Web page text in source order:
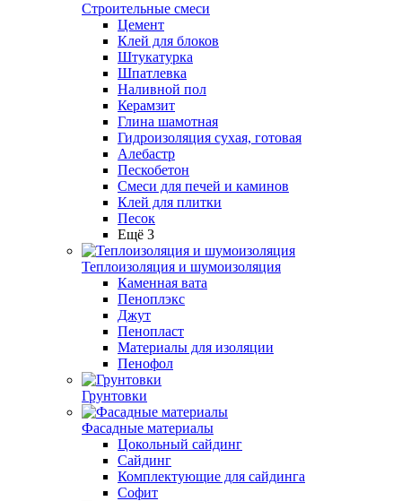
Строительные смеси
Цемент
Клей для блоков
Штукатурка
Шпатлевка
Наливной пол
Керамзит
Глина шамотная
Гидроизоляция сухая, готовая
Алебастр
Пескобетон
Смеси для печей и каминов
Клей для плитки
Песок
Ещё 3
Теплоизоляция и шумоизоляция
Каменная вата
Пеноплэкс
Джут
Пенопласт
Материалы для изоляции
Пенофол
Грунтовки
Фасадные материалы
Цокольный сайдинг
Сайдинг
Комплектующие для сайдинга
Софит